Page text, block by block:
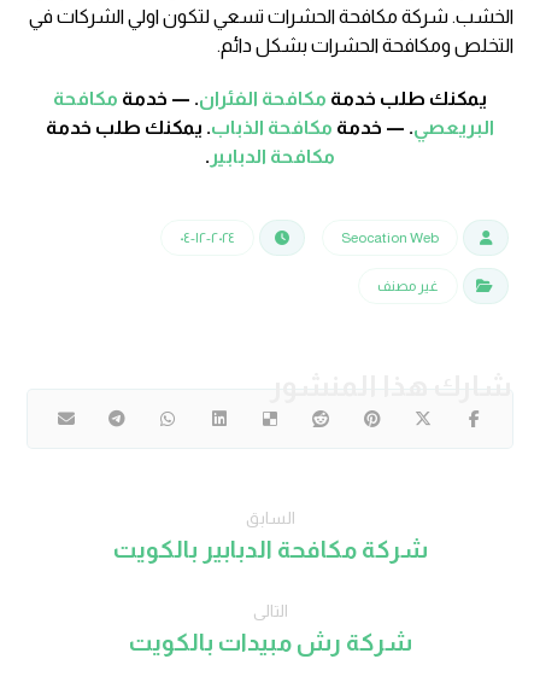
الخشب. شركة مكافحة الحشرات تسعي لتكون اولي الشركات في
التخلص ومكافحة الحشرات بشكل دائم.
يمكنك طلب خدمة مكافحة الفئران. — خدمة مكافحة
البريعصي. — خدمة مكافحة الذباب. يمكنك طلب خدمة
مكافحة الدبابير .
Seocation Web ٢٠٢٤-١٢-٠٤
غير مصنف
السابق
شركة مكافحة الدبابير بالكويت
التالى
شركة رش مبيدات بالكويت